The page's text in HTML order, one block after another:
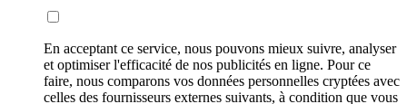
En acceptant ce service, nous pouvons mieux suivre, analyser
et optimiser l'efficacité de nos publicités en ligne. Pour ce
faire, nous comparons vos données personnelles cryptées avec
celles des fournisseurs externes suivants, à condition que vous